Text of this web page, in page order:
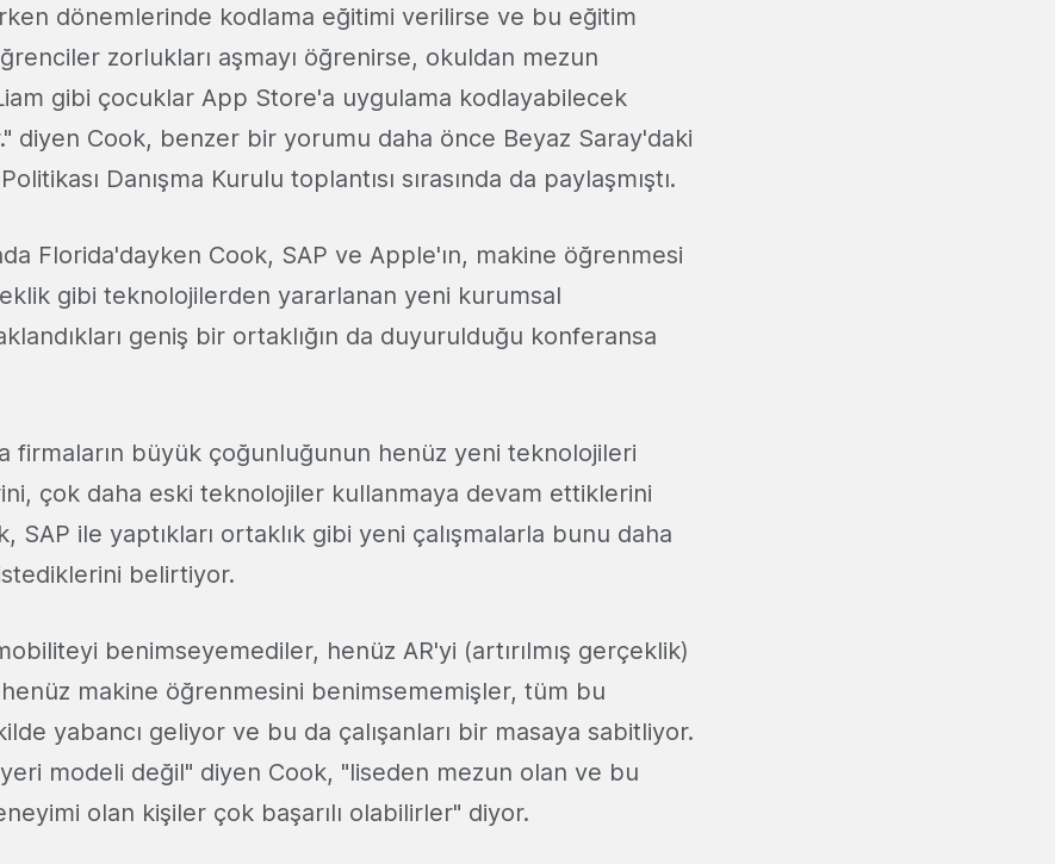
dönemlerinde kodlama eğitimi verilirse ve bu eğitim
zorlukları aşmayı öğrenirse, okuldan mezun
gibi çocuklar App Store'a uygulama kodlayabilecek
diyen Cook, benzer bir yorumu daha önce Beyaz Saray'daki
Danışma Kurulu toplantısı sırasında da paylaşmıştı.
Florida'dayken Cook, SAP ve Apple'ın, makine öğrenmesi
gibi teknolojilerden yararlanan yeni kurumsal
geniş bir ortaklığın da duyurulduğu konferansa
firmaların büyük çoğunluğunun henüz yeni teknolojileri
çok daha eski teknolojiler kullanmaya devam ettiklerini
SAP ile yaptıkları ortaklık gibi yeni çalışmalarla bunu daha
belirtiyor.
benimseyemediler, henüz AR'yi (artırılmış gerçeklik)
makine öğrenmesini benimsememişler, tüm bu
yabancı geliyor ve bu da çalışanları bir masaya sabitliyor.
modeli değil" diyen Cook, "liseden mezun olan ve bu
olan kişiler çok başarılı olabilirler" diyor.